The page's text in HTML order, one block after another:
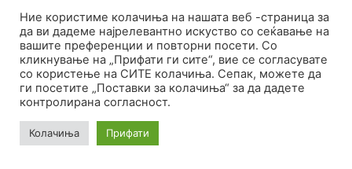
Ние користиме колачиња на нашата веб -страница за
да ви дадеме најрелевантно искуство со сеќавање на
вашите преференции и повторни посети. Со
кликнување на „Прифати ги сите“, вие се согласувате
со користење на СИТЕ колачиња. Сепак, можете да
ги посетите „Поставки за колачиња“ за да дадете
контролирана согласност.
Колачиња Прифати